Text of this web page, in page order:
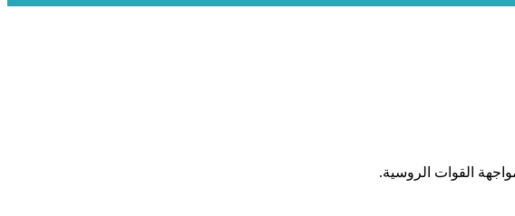
القوات الروسية.